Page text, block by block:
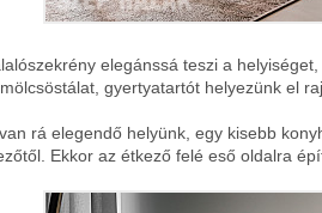
elegánssá teszi a
gyertyatartót helyezünk el
rá elegendő helyünk, egy kisebb
Ekkor az étkező felé eső oldalra